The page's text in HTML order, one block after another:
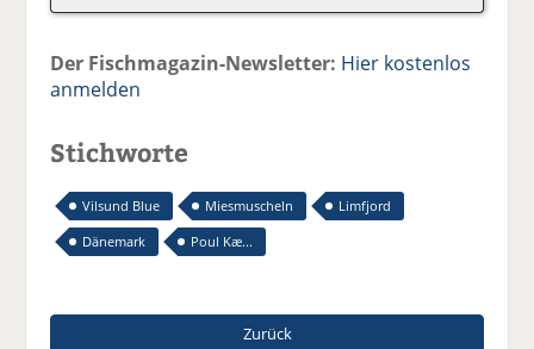
Der Fischmagazin-Newsletter: Hier kostenlos
anmelden
Stichworte
Vilsund Blue Miesmuscheln
Limfjord
Dänemark
Poul Kæ...
Zurück